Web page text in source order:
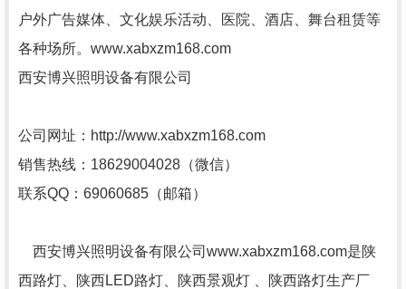
户外广告媒体、文化娱乐活动、医院、酒店、舞台租赁等
各种场所。www.xabxzm168.com
西安博兴照明设备有限公司
公司网址：http://www.xabxzm168.com
销售热线：18629004028（微信）
联系QQ：69060685（邮箱）
西安博兴照明设备有限公司www.xabxzm168.com是陕
西路灯、陕西LED路灯、陕西景观灯 、陕西路灯生产厂